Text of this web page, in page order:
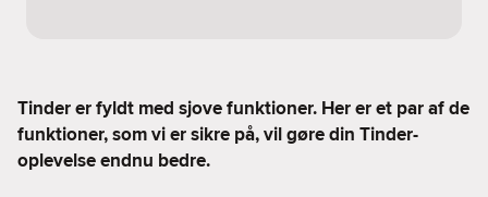
Tinder er fyldt med sjove funktioner. Her er et par af de
funktioner, som vi er sikre på, vil gøre din Tinder-
oplevelse endnu bedre.